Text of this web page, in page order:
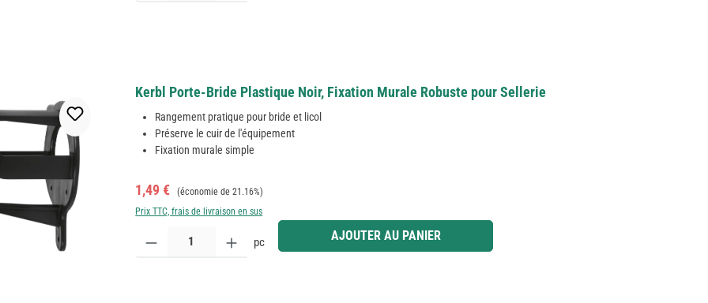
Kerbl Porte-Bride Plastique Noir, Fixation Murale Robuste pour Sellerie
Rangement pratique pour bride et licol
Préserve le cuir de l'équipement
Fixation murale simple
Prix de vente :
1,49 € Prix régulier :
(économie de 21.16%)
Prix TTC, frais de livraison en sus
Quantité de produit : Entrez la quantité souhaitée ou utilisez les boutons pour augmenter ou diminuer la quantité.
pc AJOUTER AU PANIER